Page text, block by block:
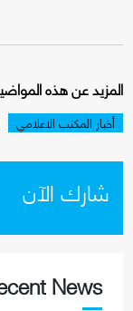
المزيد عن هذه
أخبار المكتب الاعلامي
شارك الآن
News